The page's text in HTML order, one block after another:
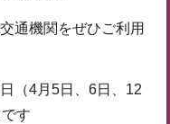
通機関をぜひご利用
（4月5日、6日、12
す